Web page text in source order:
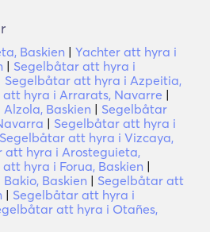
Baskien | Yachter att hyra i
| Segelbåtar att hyra i
Segelbåtar att hyra i Azpeitia,
hyra i Arrarats, Navarre |
Baskien | Segelbåtar
| Segelbåtar att hyra i
Segelbåtar att hyra i Vizcaya,
att hyra i Arosteguieta,
hyra i Forua, Baskien |
Baskien | Segelbåtar att
| Segelbåtar att hyra i
att hyra i Otañes,